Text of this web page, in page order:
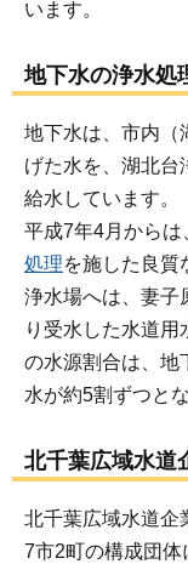
います。
地下水の浄水処
地下水は、市内（
げた水を、湖北台
給水しています。
平成7年4月からは
処理を施した良質
浄水場へは、妻子
り受水した水道
の水源割合は、地
水が約5割ずつと
北千葉広域水道
北千葉広域水道企
7市2町の構成団体